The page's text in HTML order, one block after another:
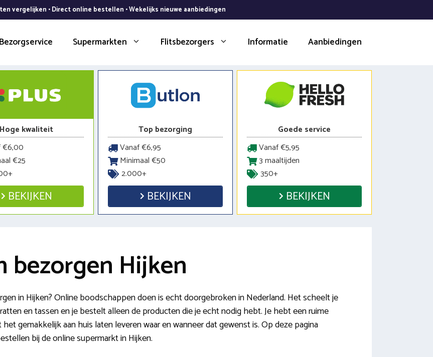
vergelijken • Direct online bestellen • Wekelijks nieuwe aanbiedingen
Bezorgservice Supermarkten Flitsbezorgers Informatie Aanbiedingen
Hoge kwaliteit
€6,00
€25
BEKIJKEN
Top bezorging
Vanaf €6,95
Minimaal €50
2.000+
BEKIJKEN
Goede service
Vanaf €5,95
3 maaltijden
350+
BEKIJKEN
bezorgen Hijken
in Hijken? Online boodschappen doen is echt doorgebroken in Nederland. Het scheelt je
en tassen en je bestelt alleen de producten die je echt nodig hebt. Je hebt een ruime
gemakkelijk aan huis laten leveren waar en wanneer dat gewenst is. Op deze pagina
bij de online supermarkt in Hijken.